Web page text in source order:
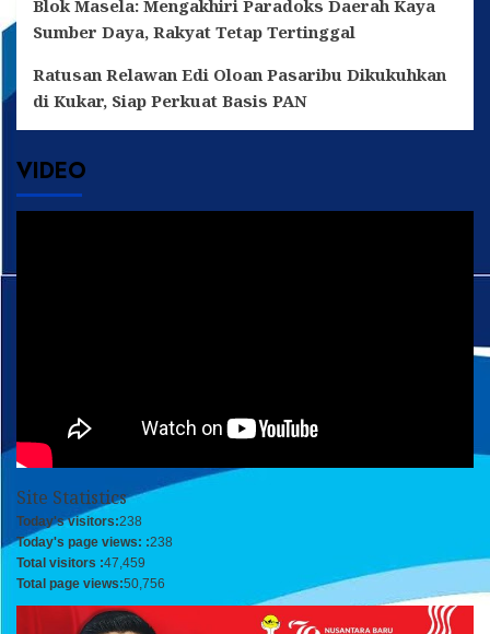
Blok Masela: Mengakhiri Paradoks Daerah Kaya
Sumber Daya, Rakyat Tetap Tertinggal
Ratusan Relawan Edi Oloan Pasaribu Dikukuhkan
di Kukar, Siap Perkuat Basis PAN
VIDEO
Site Statistics
Today's visitors:238
Today's page views: :238
Total visitors :47,459
Total page views:50,756